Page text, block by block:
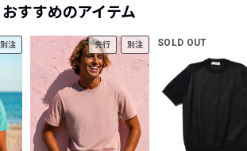
おすすめのアイテム
別注 先行 別注 SOLD OUT